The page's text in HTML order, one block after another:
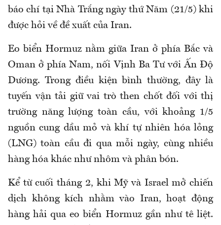
báo chí tại Nhà Trắng ngày thứ Năm (21/5) khi
được hỏi về đề xuất của Iran.
Eo biển Hormuz nằm giữa Iran ở phía Bắc và
Oman ở phía Nam, nối Vịnh Ba Tư với Ấn Độ
Dương. Trong điều kiện bình thường, đây là
tuyến vận tải giữ vai trò then chốt đối với thị
trường năng lượng toàn cầu, với khoảng 1/5
nguồn cung dầu mỏ và khí tự nhiên hóa lỏng
(LNG) toàn cầu đi qua mỗi ngày, cùng nhiều
hàng hóa khác như nhôm và phân bón.
Kể từ cuối tháng 2, khi Mỹ và Israel mở chiến
dịch không kích nhằm vào Iran, hoạt động
hàng hải qua eo biển Hormuz gần như tê liệt.